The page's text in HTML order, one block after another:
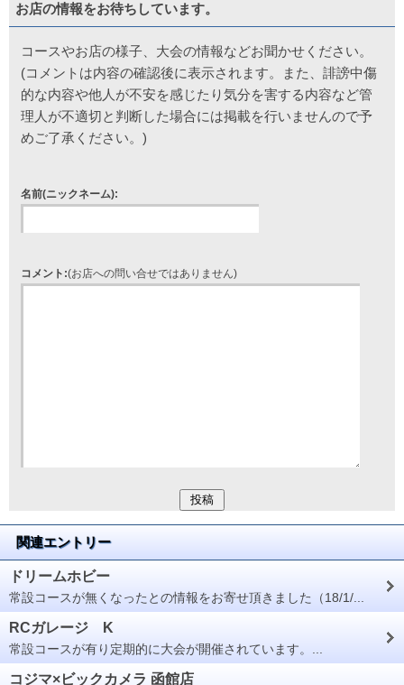
お店の情報をお待ちしています。
コースやお店の様子、大会の情報などお聞かせください。
(コメントは内容の確認後に表示されます。また、誹謗中傷
的な内容や他人が不安を感じたり気分を害する内容など管
理人が不適切と判断した場合には掲載を行いませんので予
めご了承ください。)
名前(ニックネーム):
コメント:(お店への問い合せではありません)
関連エントリー
ドリームホビー
常設コースが無くなったとの情報をお寄せ頂きました（18/1/...
RCガレージ K
常設コースが有り定期的に大会が開催されています。...
コジマ×ビックカメラ 函館店